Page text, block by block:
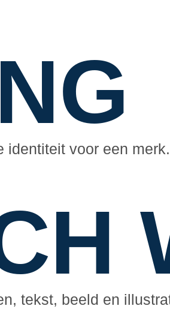
identiteit voor een merk.
tekst, beeld en